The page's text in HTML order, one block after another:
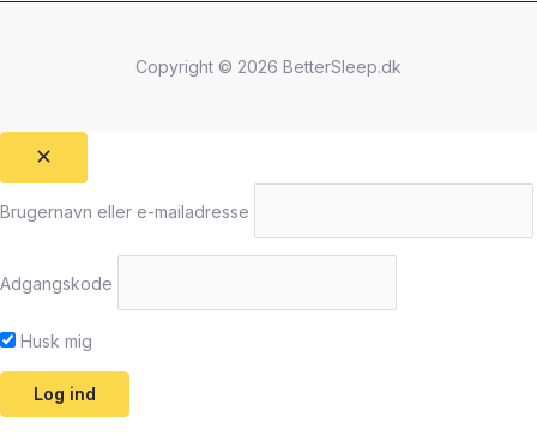
Copyright © 2026 BetterSleep.dk
Brugernavn eller e-mailadresse
Adgangskode
Husk mig